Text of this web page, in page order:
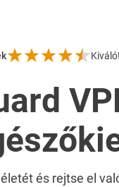
Kiváló!
és rejtse el